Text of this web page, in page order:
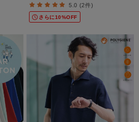
5.0 (2件)
さらに10%OFF